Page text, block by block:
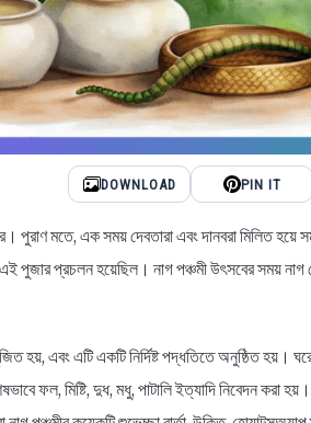
DOWNLOAD PIN IT
পুরাণ মতে, এক সময় দেবতারা এবং দানবরা মিলিত
পুজার প্রচলন হয়েছিল। নাগ পঞ্চমী উৎসবের সময় নাগ
হয়, এবং এটি একটি নির্দিষ্ট পদ্ধতিতে অনুষ্ঠিত হয়।
ফল, মিষ্টি, দুধ, মধু, পাটালি ইত্যাদি নিবেদন করা